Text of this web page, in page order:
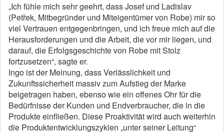
„Ich fühle mich sehr geehrt, dass Josef und Ladislav
(Petřek, Mitbegründer und Miteigentümer von Robe) mir so
viel Vertrauen entgegenbringen, und ich freue mich auf die
Herausforderungen und die Arbeit, die vor mir liegen, und
darauf, die Erfolgsgeschichte von Robe mit Stolz
fortzusetzen“, sagte er.
Ingo ist der Meinung, dass Verlässlichkeit und
Zukunftssicherheit massiv zum Aufstieg der Marke
beigetragen haben, ebenso wie ein offenes Ohr für die
Bedürfnisse der Kunden und Endverbraucher, die in die
Produkte einfließen. Diese Proaktivität wird auch weiterhin
die Produktentwicklungszyklen „unter seiner Leitung“